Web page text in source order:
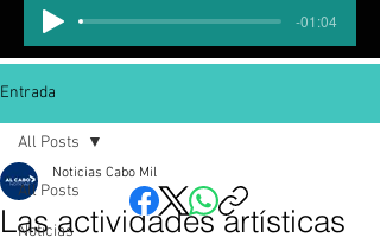
-01:04
Entrada
All Posts
Noticias
All Posts
Las actividades artísticas
Noticias Cabo Mil